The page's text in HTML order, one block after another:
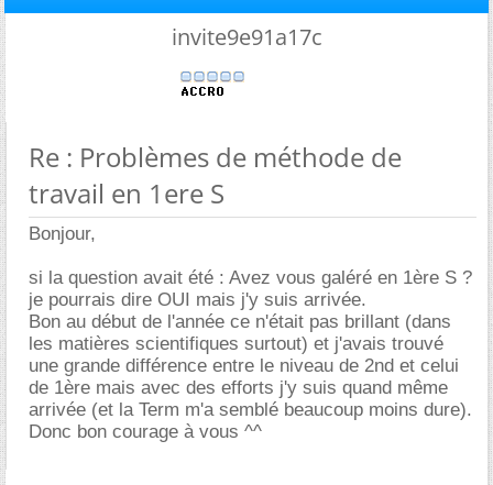
invite9e91a17c
Re : Problèmes de méthode de
travail en 1ere S
Bonjour,
si la question avait été : Avez vous galéré en 1ère S ?
je pourrais dire OUI mais j'y suis arrivée.
Bon au début de l'année ce n'était pas brillant (dans
les matières scientifiques surtout) et j'avais trouvé
une grande différence entre le niveau de 2nd et celui
de 1ère mais avec des efforts j'y suis quand même
arrivée (et la Term m'a semblé beaucoup moins dure).
Donc bon courage à vous ^^